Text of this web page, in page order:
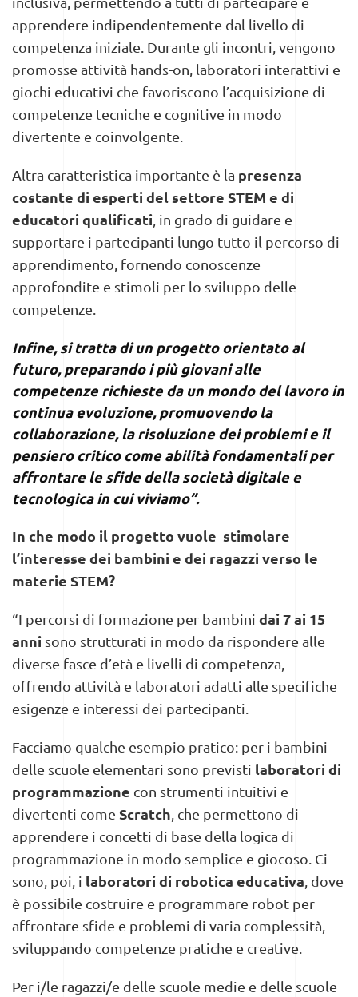
apprendere indipendentemente dal livello di
competenza iniziale. Durante gli incontri, vengono
promosse attività hands-on, laboratori interattivi e
giochi educativi che favoriscono l’acquisizione di
competenze tecniche e cognitive in modo
divertente e coinvolgente.
Altra caratteristica importante è la presenza
costante di esperti del settore STEM e di
educatori qualificati , in grado di guidare e
supportare i partecipanti lungo tutto il percorso di
apprendimento, fornendo conoscenze
approfondite e stimoli per lo sviluppo delle
competenze.
Infine, si tratta diun progetto orientato al
futuro, preparando i più giovani alle
competenze richieste da un mondo del lavoro in
continua evoluzione, promuovendo la
collaborazione, la risoluzione dei problemi e il
pensiero critico come abilità fondamentali per
affrontare le sfide della società digitale e
tecnologica in cui viviamo”.
In che modo il progetto vuole stimolare
l’interesse dei bambini e dei ragazzi verso le
materie STEM?
“I percorsi di formazione per bambini dai 7 ai 15
anni sono strutturati in modo da rispondere alle
diverse fasce d’età e livelli di competenza,
offrendo attività e laboratori adatti alle specifiche
esigenze e interessi dei partecipanti.
Facciamo qualche esempio pratico: per i bambini
delle scuole elementari sono previsti laboratori di
programmazione con strumenti intuitivi e
divertenti come Scratch , che permettono di
apprendere i concetti di base della logica di
programmazione in modo semplice e giocoso. Ci
sono, poi, i laboratori di robotica educativa , dove
è possibile costruire e programmare robot per
affrontare sfide e problemi di varia complessità,
sviluppando competenze pratiche e creative.
Per i/le ragazzi/e delle scuole medie e delle scuole